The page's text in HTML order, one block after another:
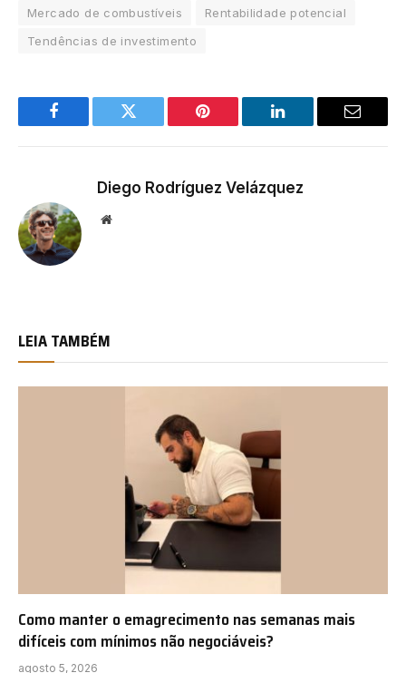
Mercado de combustíveis
Rentabilidade potencial
Tendências de investimento
Facebook Twitter Pinterest LinkedIn Email
Diego Rodríguez Velázquez
Website
LEIA TAMBÉM
Como manter o emagrecimento nas semanas mais
difíceis com mínimos não negociáveis?
agosto 5, 2026